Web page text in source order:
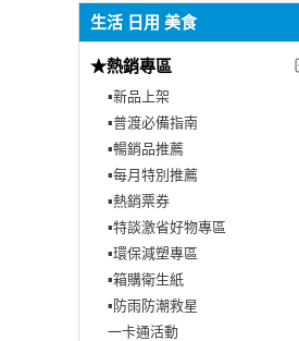
生活 日用 美食
★熱銷專區
▪︎新品上架
▪︎普渡必備指南
▪︎暢銷品推薦
▪︎每月特別推薦
▪︎熱銷票券
▪︎特談激省好物專區
▪︎環保減塑專區
▪︎箱購衛生紙
▪︎防雨防潮救星
一卡通活動